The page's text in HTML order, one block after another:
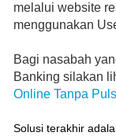
melalui website
menggunakan
Bagi nasabah
Banking silakan
Online Tanpa
Solusi terakhir